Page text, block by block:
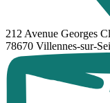
212 Avenue Georges
78670 Villennes-sur-